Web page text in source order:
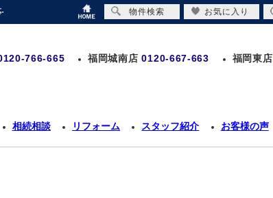
-
766-665 福岡城南店 0120-667-663 福岡東店
相続相談 リフォーム スタッフ紹介 お客様の声
物件検索 お気に入り